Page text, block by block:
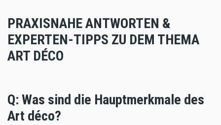
PRAXISNAHE ANTWORTEN &
EXPERTEN-TIPPS ZU DEM THEMA
ART DÉCO
Q: Was sind die Hauptmerkmale des
Art déco?